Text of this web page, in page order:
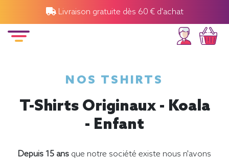
Livraison gratuite dès 60 € d'achat
NOS TSHIRTS
T-Shirts Originaux - Koala
- Enfant
Depuis 15 ans que notre société existe nous n'avons